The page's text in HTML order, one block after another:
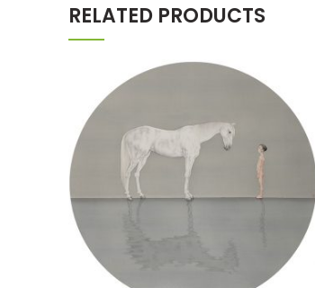
RELATED PRODUCTS